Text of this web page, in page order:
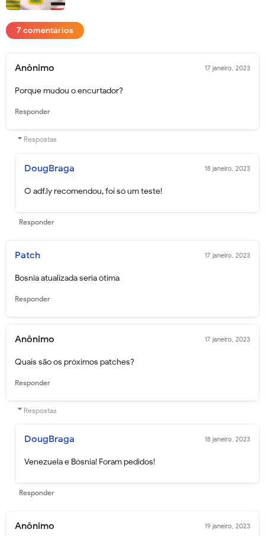
7 comentários
Anônimo 17 janeiro, 2023
Porque mudou o encurtador?
Responder
Respostas
DougBraga 18 janeiro, 2023
O adf.ly recomendou, foi só um teste!
Responder
Patch 17 janeiro, 2023
Bosnia atualizada seria ótima
Responder
Anônimo 17 janeiro, 2023
Quais são os próximos patches?
Responder
Respostas
DougBraga 18 janeiro, 2023
Venezuela e Bósnia! Foram pedidos!
Responder
Anônimo 19 janeiro, 2023